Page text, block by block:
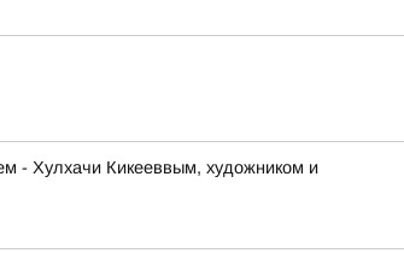
- Хулхачи Кикееввым, художником и